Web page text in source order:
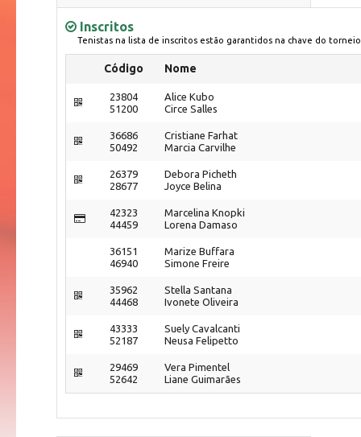
Inscritos
Tenistas na lista de inscritos estão garantidos na chave do torneio
Código Nome
23804
51200
Alice Kubo
Circe Salles
36686
50492
Cristiane Farhat
Marcia Carvilhe
26379
28677
Debora Picheth
Joyce Belina
42323
44459
Marcelina Knopki
Lorena Damaso
36151
46940
Marize Buffara
Simone Freire
35962
44468
Stella Santana
Ivonete Oliveira
43333
52187
Suely Cavalcanti
Neusa Felipetto
29469
52642
Vera Pimentel
Liane Guimarães